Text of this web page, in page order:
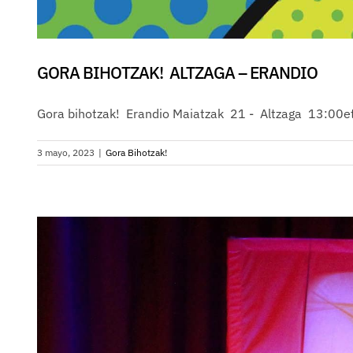
GORA BIHOTZAK! ALTZAGA – ERANDIO
Gora bihotzak! Erandio Maiatzak 21 - Altzaga
3 mayo, 2023 | Gora Bihotzak!